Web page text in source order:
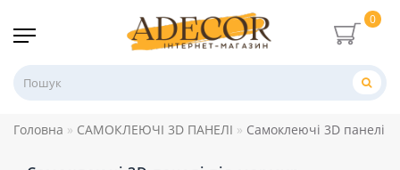
0
Головна САМОКЛЕЮЧІ 3D ПАНЕЛІ Самоклеючі 3D панелі